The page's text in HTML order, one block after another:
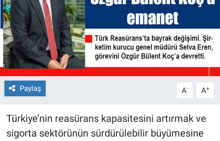
Paylaş A- A+
Türkiye’nin reasürans kapasitesini artırmak ve
sigorta sektörünün sürdürülebilir büyümesine